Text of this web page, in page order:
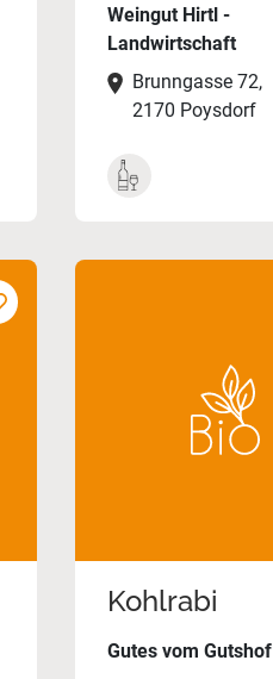
Weingut Hirtl -
Landwirtschaft
Brunngasse 72,
2170 Poysdorf
Kohlrabi
Gutes vom Gutshof